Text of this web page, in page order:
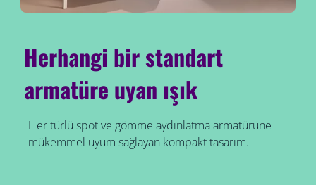
Herhangi bir standart
armatüre uyan ışık
Her türlü spot ve gömme aydınlatma armatürüne
mükemmel uyum sağlayan kompakt tasarım.